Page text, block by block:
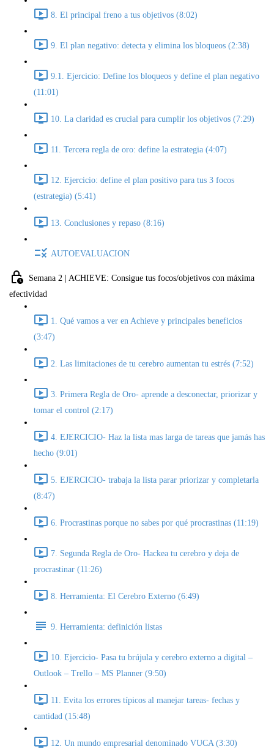
8. El principal freno a tus objetivos (8:02)
9. El plan negativo: detecta y elimina los bloqueos (2:38)
9.1. Ejercicio: Define los bloqueos y define el plan negativo
(11:01)
10. La claridad es crucial para cumplir los objetivos (7:29)
11. Tercera regla de oro: define la estrategia (4:07)
12. Ejercicio: define el plan positivo para tus 3 focos
(estrategia) (5:41)
13. Conclusiones y repaso (8:16)
AUTOEVALUACION
Semana 2 | ACHIEVE: Consigue tus focos/objetivos con máxima
efectividad
1. Qué vamos a ver en Achieve y principales beneficios
(3:47)
2. Las limitaciones de tu cerebro aumentan tu estrés (7:52)
3. Primera Regla de Oro- aprende a desconectar, priorizar y
tomar el control (2:17)
4. EJERCICIO- Haz la lista mas larga de tareas que jamás has
hecho (9:01)
5. EJERCICIO- trabaja la lista parar priorizar y completarla
(8:47)
6. Procrastinas porque no sabes por qué procrastinas (11:19)
7. Segunda Regla de Oro- Hackea tu cerebro y deja de
procrastinar (11:26)
8. Herramienta: El Cerebro Externo (6:49)
9. Herramienta: definición listas
10. Ejercicio- Pasa tu brújula y cerebro externo a digital –
Outlook – Trello – MS Planner (9:50)
11. Evita los errores típicos al manejar tareas- fechas y
cantidad (15:48)
12. Un mundo empresarial denominado VUCA (3:30)